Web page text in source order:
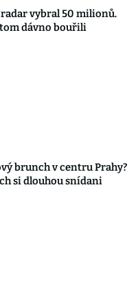
vybral 50 milionů.
dávno bouřili
brunch v centru Prahy?
si dlouhou snídani